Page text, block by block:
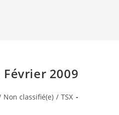
2009
Non classifié(e) / TSX